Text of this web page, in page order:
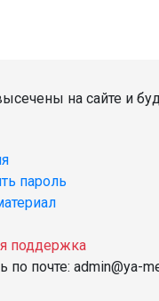
на сайте и
пароль
поддержка
по почте: admin@ya-